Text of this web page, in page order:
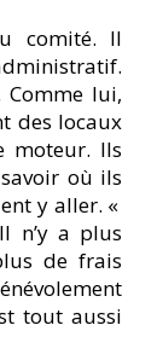
comité. Il
Comme lui,
des locaux
moteur. Ils
où ils
y aller. «
n’y a plus
de frais
tout aussi